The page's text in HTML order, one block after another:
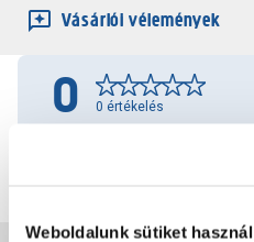
Weboldalunk sütiket használ
Vásárlói vélemények
0 0 értékelés